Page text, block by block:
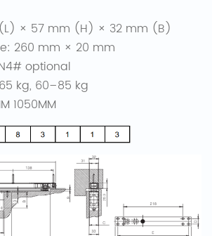
× 57 mm (H) × 32 mm (B)
260 mm × 20 mm
optional
kg, 60–85 kg
1050MM